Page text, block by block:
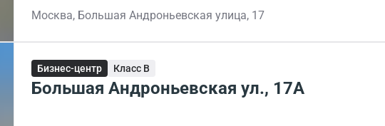
Москва, Большая Андроньевская улица, 17
Бизнес-центр Класс B
Большая Андроньевская ул., 17А